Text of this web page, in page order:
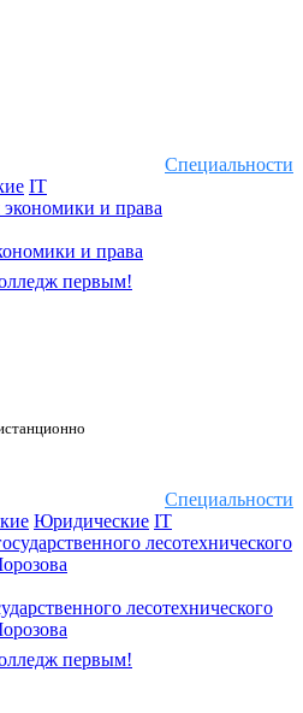
Специальности
IT
и права
первым!
Специальности
Юридические IT
лесотехнического
первым!